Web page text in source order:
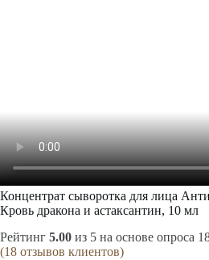
Концентрат сыворотка для лица
Кровь дракона и астаксантин, 10 мл
Рейтинг 5.00 из 5 на основе опроса
(18 отзывов клиентов)